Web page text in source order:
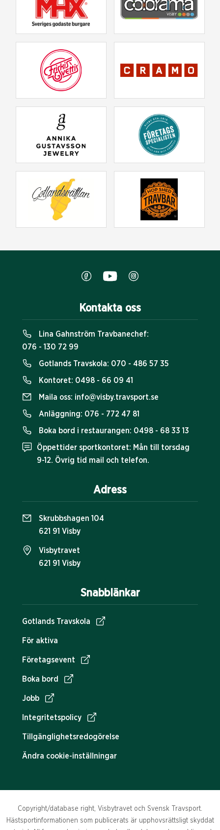
Snabblänkar
Gotlands Travskola
För aktiva
Företagsevent
Boka bord
Jobb
Integritetspolicy
Tillgänglighetsredogörelse
Ändra cookie-inställningar
Kontakta oss
Lina Gahnström Travbanechef:
076 - 130 72 99
Gotlands Travskola: 070 - 486 57 35
Kontoret: 0498 - 66 09 41
Maila oss: info@visby.travsport.se
Anläggning: 076 - 772 47 81
Boka bord i restaurangen: 0498 - 68 33 13
Öppettider sportkontoret: Mån till torsdag
9-12. Övrig tid mail och telefon.
Adress
Skrubbshagen 104
621 91 Visby
Visbytravet
621 91 Visby
Copyright/database right, Visbytravet och Svensk Travsport.
Hästsportinformationen som publicerats är upphovsrättsligt skyddat